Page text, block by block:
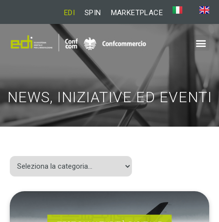
EDI SPIN MARKETPLACE
NEWS, INIZIATIVE ED EVENTI